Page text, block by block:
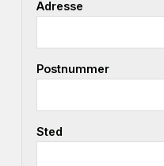
Adresse
Postnummer
Sted